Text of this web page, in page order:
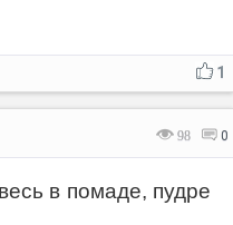
1
98 0
в помаде, пудре